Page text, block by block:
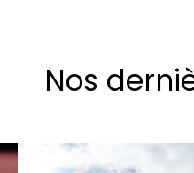
Nos